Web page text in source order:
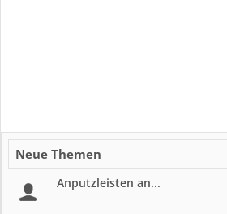
Neue Themen
Anputzleisten an...